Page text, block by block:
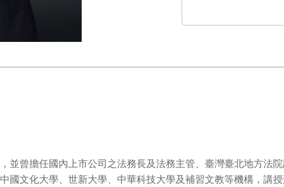
並曾擔任國內上市公司之法務長及法務主管、臺灣臺北地方法
國文化大學、世新大學、中華科技大學及補習文教等機構，講